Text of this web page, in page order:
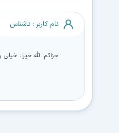
نام کاربر : ناشناس
جزاکم الله خیرا،